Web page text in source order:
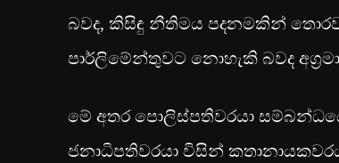
බවද, කිසිඳු නීතිමය පදනමකින්
පාර්ලිමේන්තුවට නොහැකි බවද
මේ අතර පොලිස්පතිවරයා
ජනාධිපතිවරයා විසින්